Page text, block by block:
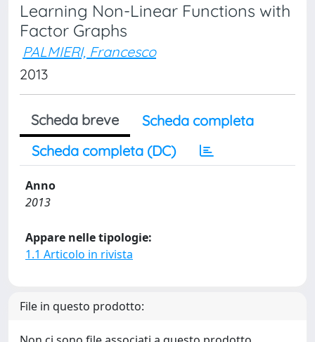
Learning Non-Linear Functions with
Factor Graphs
PALMIERI, Francesco
2013
Scheda breve
Scheda completa
Scheda completa (DC)
Anno
2013
Appare nelle tipologie:
1.1 Articolo in rivista
File in questo prodotto: